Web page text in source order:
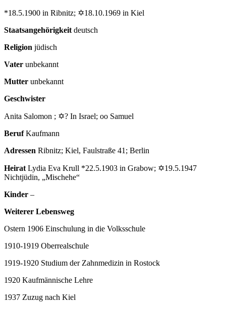
*18.5.1900 in Ribnitz; ✡18.10.1969 in Kiel
Staatsangehörigkeit deutsch
Religion jüdisch
Vater unbekannt
Mutter unbekannt
Geschwister
Anita Salomon ; ✡? In Israel; oo Samuel
BerufKaufmann
Adressen Ribnitz; Kiel, Faulstraße 41; Berlin
Heirat Lydia Eva Krull *22.5.1903 in Grabow; ✡19.5.1947
Nichtjüdin, „Mischehe“
Kinder –
Weiterer Lebensweg
Ostern 1906 Einschulung in die Volksschule
1910-1919 Oberrealschule
1919-1920 Studium der Zahnmedizin in Rostock
1920 Kaufmännische Lehre
1937 Zuzug nach Kiel